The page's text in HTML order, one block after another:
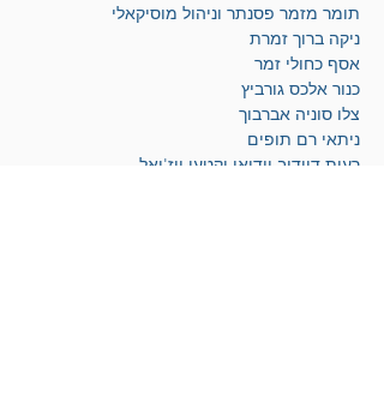
תומר מזמר פסנתר וניהול מוסיקאלי
ניקה ברוך זמרת
אסף כחולי זמר
כנור אלכס גורביץ
צלו סוניה אברבוך
ניתאי רם תופים
רעות דוידוב וידיאו וקטעי ויז'ואל